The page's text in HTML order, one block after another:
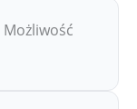
Możliwość